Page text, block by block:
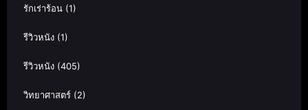
รักเร่าร้อน (1)
รีวิวหนัง (1)
รีวิวหนัง (405)
วิทยาศาสตร์ (2)